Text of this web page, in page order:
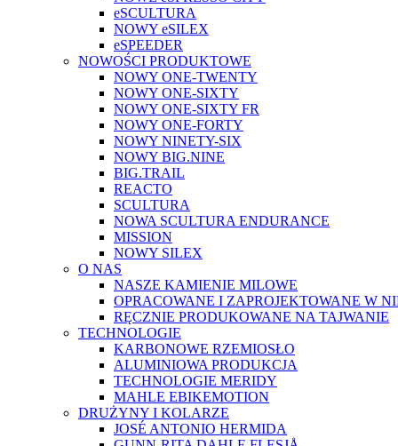
eSCULTURA
NOWY eSILEX
eSPEEDER
NOWOŚCI PRODUKTOWE
NOWY ONE-TWENTY
NOWY ONE-SIXTY
NOWY ONE-SIXTY FR
NOWY ONE-FORTY
NOWY NINETY-SIX
NOWY BIG.NINE
BIG.TRAIL
REACTO
SCULTURA
NOWA SCULTURA ENDURANCE
MISSION
NOWY SILEX
O NAS
NASZE KAMIENIE MILOWE
OPRACOWANE I ZAPROJEKTOWANE W
RĘCZNIE PRODUKOWANE NA TAJWANIE
TECHNOLOGIE
KARBONOWE RZEMIOSŁO
ALUMINIOWA PRODUKCJA
TECHNOLOGIE MERIDY
MAHLE EBIKEMOTION
DRUŻYNY I KOLARZE
JOSÉ ANTONIO HERMIDA